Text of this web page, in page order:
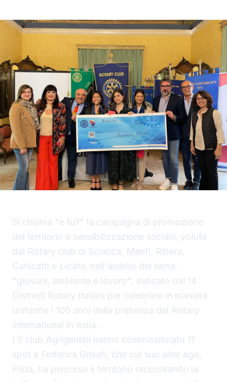
Si chiama "e tu?" la campagna di promozione
del territorio e sensibilizzazione sociale, voluta
dai Rotary club di Sciacca, Menfi, Ribera,
Canicattì e Licata, nell'ambito del tema:
"giovani, ambiente e lavoro", indicato dai 14
Distretti Rotary Italiani per celebrare in maniera
uniforme i 100 anni della presenza del Rotary
International in Italia.
I 5 club Agrigentini hanno commissionato 11
spot a Federica Grisafi, che col suo alter ego,
Frida, ha percorso il territorio raccontando la